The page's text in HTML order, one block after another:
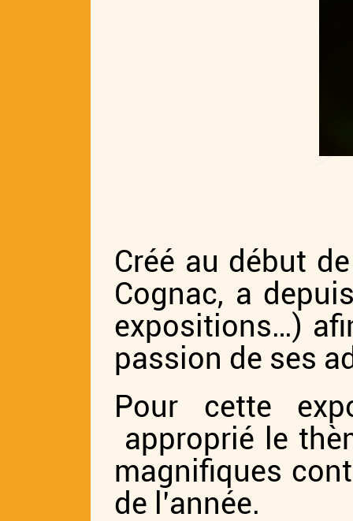
Créé au début
Cognac, a
expositions…)
passion de ses
Pour cette
approprié le
magnifiques
de l’année.